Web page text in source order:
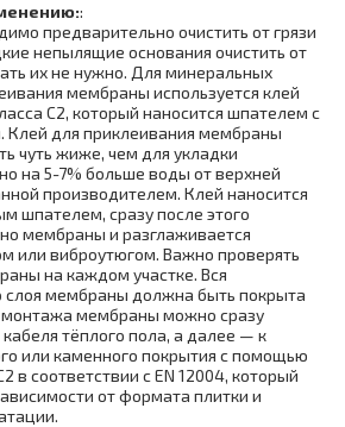
:
предварительно очистить от грязи
непылящие основания очистить от
их не нужно. Для минеральных
мембраны используется клей
C2, который наносится шпателем с
Клей для приклеивания мембраны
чуть жиже, чем для укладки
на 5-7% больше воды от верхней
производителем. Клей наносится
шпателем, сразу после этого
мембраны и разглаживается
или виброутюгом. Важно проверять
на каждом участке. Вся
слоя мембраны должна быть покрыта
мембраны можно сразу
кабеля тёплого пола, а далее — к
или каменного покрытия с помощью
в соответствии с EN 12004, который
от формата плитки и